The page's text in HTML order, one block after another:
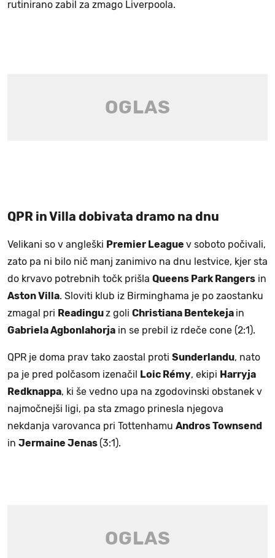
rutinirano zabil za zmago Liverpoola.
QPR in Villa dobivata dramo na dnu
Velikani so v angleški Premier League v soboto počivali,
zato pa ni bilo nič manj zanimivo na dnu lestvice, kjer sta
do krvavo potrebnih točk prišla Queens Park Rangers in
Aston Villa. Sloviti klub iz Birminghama je po zaostanku
zmagal pri Readinguz goli Christiana Bentekeja in
Gabriela Agbonlahorja in se prebil iz rdeče cone (2:1).
QPR je doma prav tako zaostal proti Sunderlandu, nato
pa je pred polčasom izenačil Loic Rémy, ekipi Harryja
Redknappa, ki še vedno upa na zgodovinski obstanek v
najmočnejši ligi, pa sta zmago prinesla njegova
nekdanja varovanca pri Tottenhamu Andros Townsend
in Jermaine Jenas (3:1).